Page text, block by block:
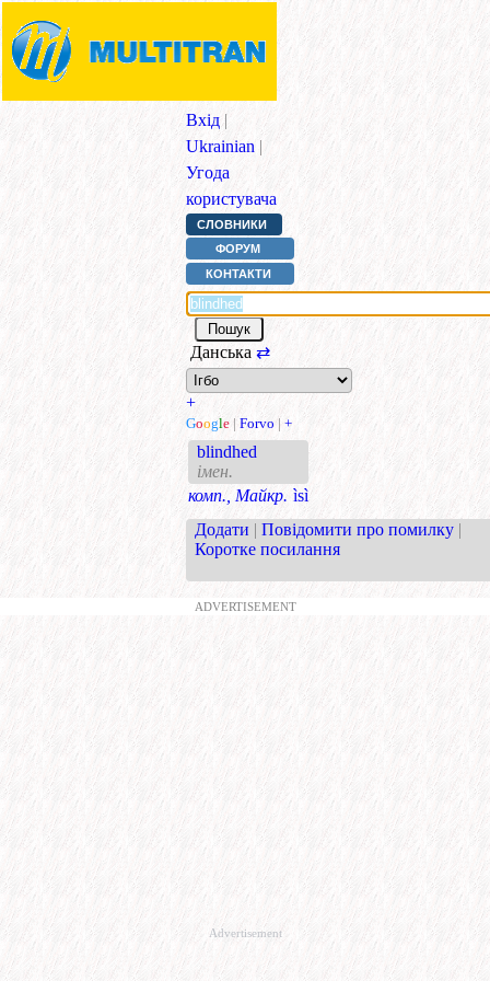
Вхід |
Ukrainian |
Угода
користувача
СЛОВНИКИ
ФОРУМ
КОНТАКТИ
Данська ⇄
+
Google | Forvo | +
blindhed
імен.
комп., Майкр. ìsì
Додати | Повідомити про помилку |
Коротке посилання
ADVERTISEMENT
Advertisement